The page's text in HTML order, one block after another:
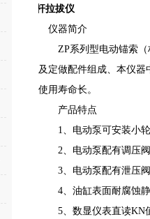
电动锚锚杆拉拔仪
仪器简介
ZP系列型电动锚索（
及定做配件组成、本仪
使用寿命长。
产品特点
1、电动泵可安装小轮
2、电动泵配有调压阀
3、电动泵配有泄压阀
4、油缸表面耐腐蚀静
5、数显仪表直读KN